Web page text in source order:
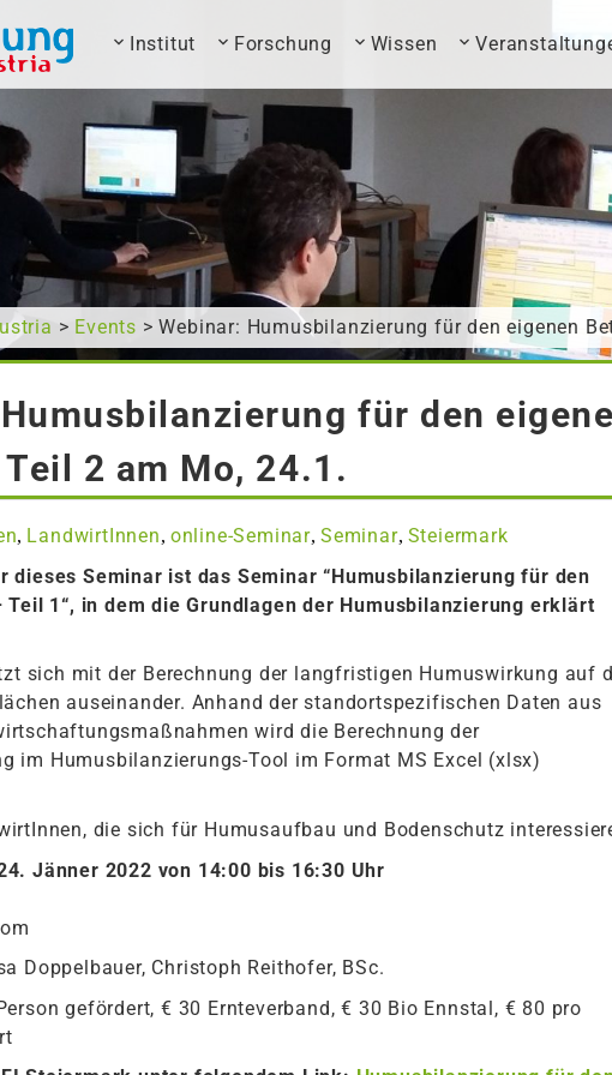
Institut Forschung Wissen
> Events > Webinar: Humusbilanzierung für den eigenen
für den
2 am Mo, 24.1.
, LandwirtInnen, online-Seminar,Seminar, Steiermark
dieses Seminar ist das Seminar “Humusbilanzierung für den
1“, in dem die Grundlagen der Humusbilanzierung erklärt
sich mit der Berechnung der langfristigen Humuswirkung auf
auseinander. Anhand der standortspezifischen Daten aus
wird die Berechnung der
im Humusbilanzierungs-Tool im Format MS Excel (xlsx)
die sich für Humusaufbau und Bodenschutz
Jänner 2022 von 14:00 bis 16:30 Uhr
Doppelbauer, Christoph Reithofer, BSc.
gefördert, € 30 Ernteverband, € 30 Bio Ennstal, € 80 pro